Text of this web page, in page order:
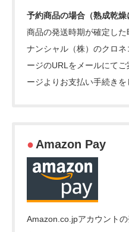
予約商品の場合（熟成乾燥
商品の発送時期が確定し
ナンシャル（株）のクロ
ージのURLをメールにて
ージよりお支払い手続きを
Amazon Pay
Amazon.co.jpアカウント